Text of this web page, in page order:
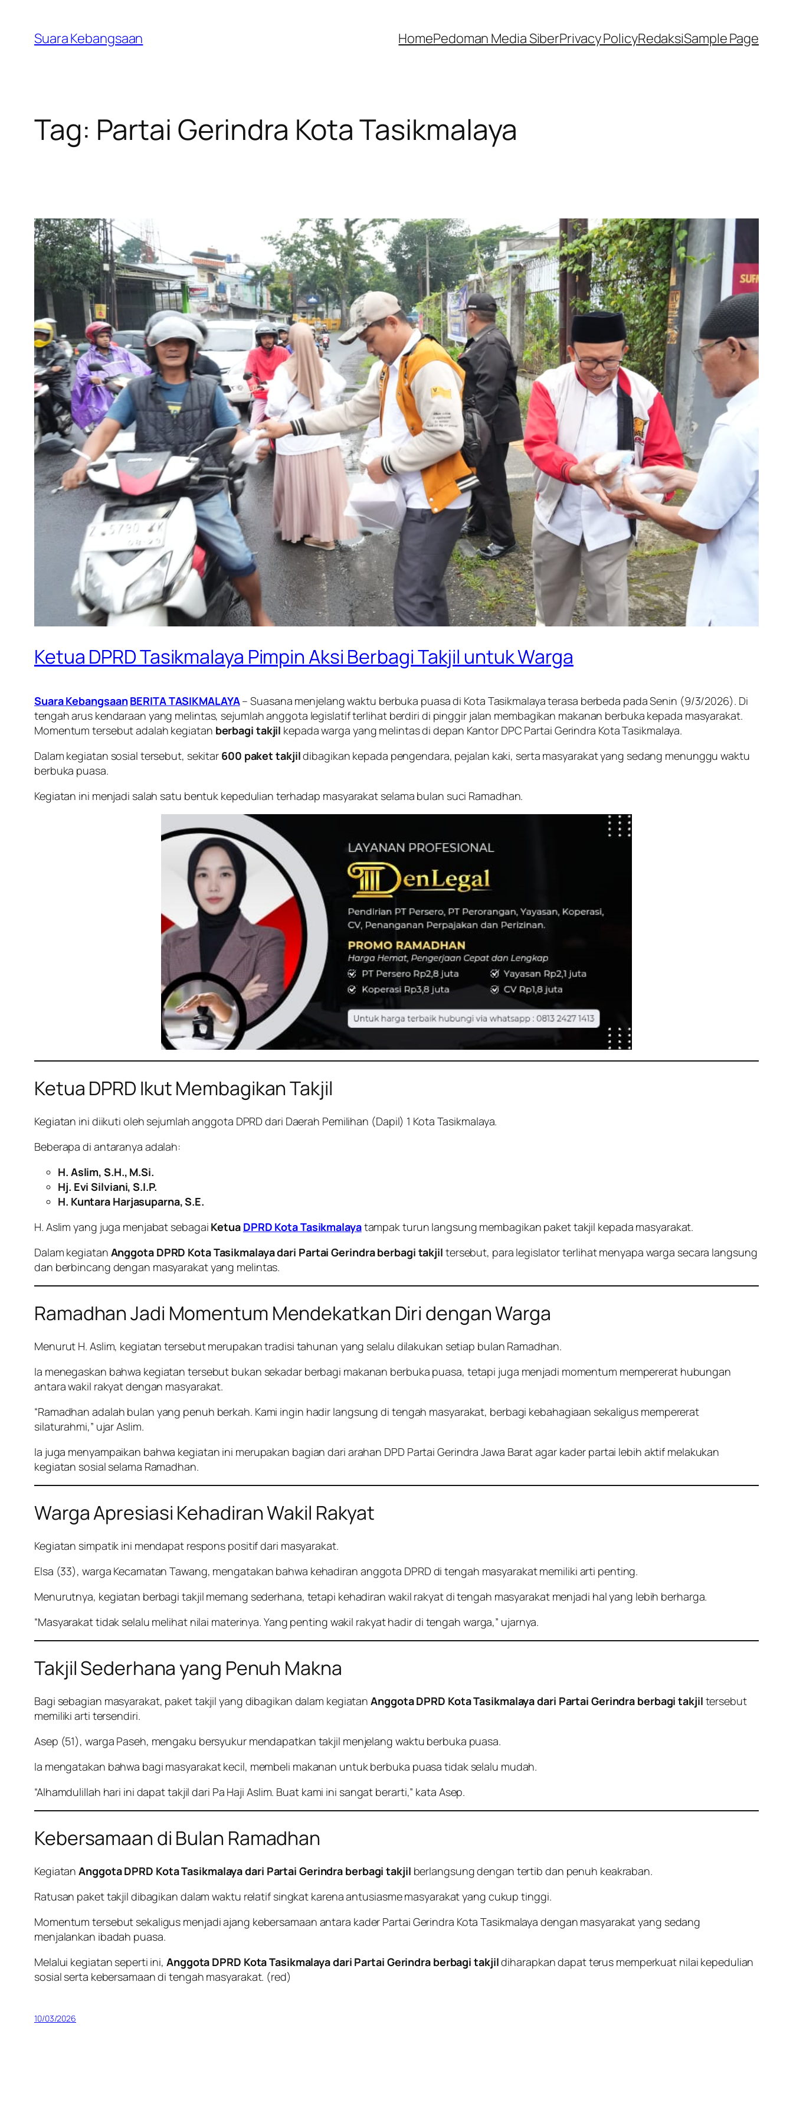
konten
Suara Kebangsaan HomePedoman Media SiberPrivacy PolicyRedaksiSample Page
Tag: Partai Gerindra Kota Tasikmalaya
Ketua DPRD Tasikmalaya Pimpin Aksi Berbagi Takjil untuk Warga
Suara KebangsaanBERITA TASIKMALAYA– Suasana menjelang waktu berbuka puasa di Kota Tasikmalaya terasa berbeda pada Senin (9/3/2026). Di
tengah arus kendaraan yang melintas, sejumlah anggota legislatif terlihat berdiri di pinggir jalan membagikan makanan berbuka kepada masyarakat.
Momentum tersebut adalah kegiatan berbagi takjil kepada warga yang melintas di depan Kantor DPC Partai Gerindra Kota Tasikmalaya.
Dalam kegiatan sosial tersebut, sekitar 600 paket takjildibagikan kepada pengendara, pejalan kaki, serta masyarakat yang sedang menunggu waktu
berbuka puasa.
Kegiatan ini menjadi salah satu bentuk kepedulian terhadap masyarakat selama bulan suci Ramadhan.
Ketua DPRD Ikut Membagikan Takjil
Kegiatan ini diikuti oleh sejumlah anggota DPRD dari Daerah Pemilihan (Dapil) 1 Kota Tasikmalaya.
Beberapa di antaranya adalah:
H. Aslim, S.H., M.Si.
Hj. Evi Silviani, S.I.P.
H. Kuntara Harjasuparna, S.E.
H. Aslim yang juga menjabat sebagai Ketua DPRD Kota Tasikmalayatampak turun langsung membagikan paket takjil kepada masyarakat.
Dalam kegiatan Anggota DPRD Kota Tasikmalaya dari Partai Gerindra berbagi takjil tersebut, para legislator terlihat menyapa warga secara langsung
dan berbincang dengan masyarakat yang melintas.
Ramadhan Jadi Momentum Mendekatkan Diri dengan Warga
Menurut H. Aslim, kegiatan tersebut merupakan tradisi tahunan yang selalu dilakukan setiap bulan Ramadhan.
Ia menegaskan bahwa kegiatan tersebut bukan sekadar berbagi makanan berbuka puasa, tetapi juga menjadi momentum mempererat hubungan
antara wakil rakyat dengan masyarakat.
“Ramadhan adalah bulan yang penuh berkah. Kami ingin hadir langsung di tengah masyarakat, berbagi kebahagiaan sekaligus mempererat
silaturahmi,” ujar Aslim.
Ia juga menyampaikan bahwa kegiatan ini merupakan bagian dari arahan DPD Partai Gerindra Jawa Barat agar kader partai lebih aktif melakukan
kegiatan sosial selama Ramadhan.
Warga Apresiasi Kehadiran Wakil Rakyat
Kegiatan simpatik ini mendapat respons positif dari masyarakat.
Elsa (33), warga Kecamatan Tawang, mengatakan bahwa kehadiran anggota DPRD di tengah masyarakat memiliki arti penting.
Menurutnya, kegiatan berbagi takjil memang sederhana, tetapi kehadiran wakil rakyat di tengah masyarakat menjadi hal yang lebih berharga.
“Masyarakat tidak selalu melihat nilai materinya. Yang penting wakil rakyat hadir di tengah warga,” ujarnya.
Takjil Sederhana yang Penuh Makna
Bagi sebagian masyarakat, paket takjil yang dibagikan dalam kegiatanAnggota DPRD Kota Tasikmalaya dari Partai Gerindra berbagi takjil tersebut
memiliki arti tersendiri.
Asep (51), warga Paseh, mengaku bersyukur mendapatkan takjil menjelang waktu berbuka puasa.
Ia mengatakan bahwa bagi masyarakat kecil, membeli makanan untuk berbuka puasa tidak selalu mudah.
“Alhamdulillah hari ini dapat takjil dari Pa Haji Aslim. Buat kami ini sangat berarti,” kata Asep.
Kebersamaan di Bulan Ramadhan
KegiatanAnggota DPRD Kota Tasikmalaya dari Partai Gerindra berbagi takjil berlangsung dengan tertib dan penuh keakraban.
Ratusan paket takjil dibagikan dalam waktu relatif singkat karena antusiasme masyarakat yang cukup tinggi.
Momentum tersebut sekaligus menjadi ajang kebersamaan antara kader Partai Gerindra Kota Tasikmalaya dengan masyarakat yang sedang
menjalankan ibadah puasa.
Melalui kegiatan seperti ini, Anggota DPRD Kota Tasikmalaya dari Partai Gerindra berbagi takjildiharapkan dapat terus memperkuat nilai kepedulian
sosial serta kebersamaan di tengah masyarakat. (red)
10/03/2026